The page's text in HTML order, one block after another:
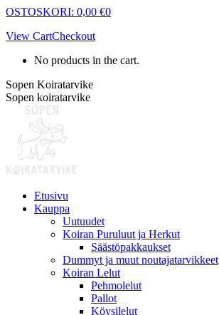
Skip
content
OSTOSKORI: 0,00 €0
View CartCheckout
No products in the cart.
Sopen Koiratarvike
Sopen koiratarvike
Etusivu
Kauppa
Uutuudet
Koiran Puruluut ja Herkut
Säästöpakkaukset
Dummyt ja muut noutajatarvikkeet
Koiran Lelut
Pehmolelut
Pallot
Köysilelut